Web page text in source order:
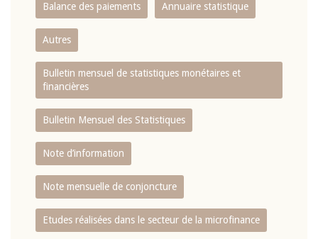
Balance des paiements Annuaire statistique
Autres
Bulletin mensuel de statistiques monétaires et
financières
Bulletin Mensuel des Statistiques
Note d’information
Note mensuelle de conjoncture
Etudes réalisées dans le secteur de la microfinance